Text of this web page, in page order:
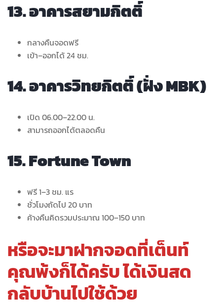
13. อาคารสยามกิตติ์
กลางคืนจอดฟรี
เข้า–ออกได้ 24 ชม.
14. อาคารวิทยกิตติ์ (ฝั่ง MBK)
เปิด 06.00–22.00 น.
สามารถออกได้ตลอดคืน
15. Fortune Town
ฟรี 1–3 ชม. แร
ชั่วโมงถัดไป 20 บาท
ค้างคืนคิดรวมประมาณ 100–150 บาท
หรือจะมาฝากจอดที่เต็นท์
คุณพ้งก็ได้ครับ ได้เงินสด
กลับบ้านไปใช้ด้วย